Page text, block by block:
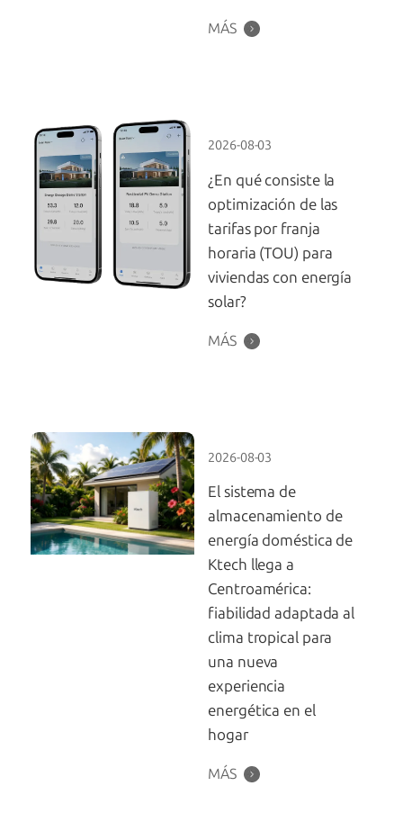
MÁS
2026-08-03
¿En qué consiste la
optimización de las
tarifas por franja
horaria (TOU) para
viviendas con energía
solar?
MÁS
2026-08-03
El sistema de
almacenamiento de
energía doméstica de
Ktech llega a
Centroamérica:
fiabilidad adaptada al
clima tropical para
una nueva
experiencia
energética en el
hogar
MÁS